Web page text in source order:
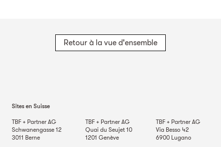
Retour à la vue d'ensemble
Sites en Suisse
TBF + Partner AG
Schwanengasse 12
3011 Berne
TBF + Partner AG
Quai du Seujet 10
1201 Genève
TBF + Partner AG
Via Besso 42
6900 Lugano